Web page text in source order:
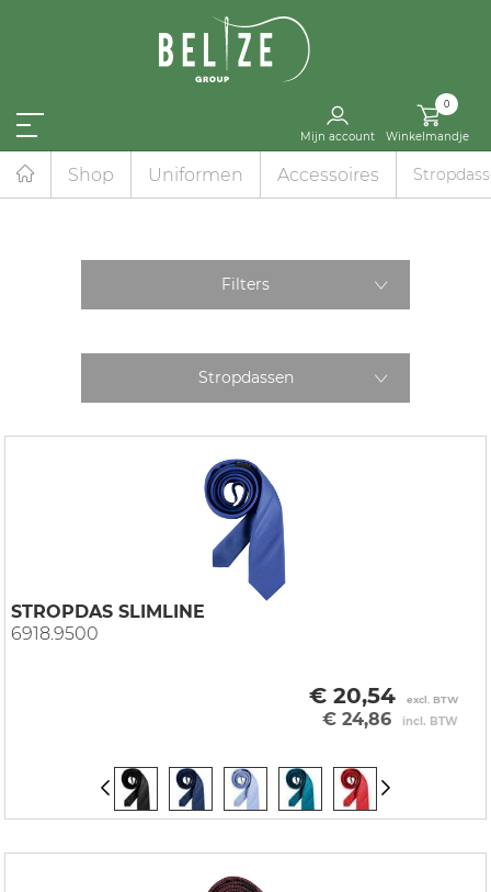
Mijn account
0
Winkelmandje
Shop Uniformen Accessoires
Filters
Stropdassen
STROPDAS SLIMLINE
6918.9500
€ 20,54 excl. BTW
€ 24,86 incl. BTW